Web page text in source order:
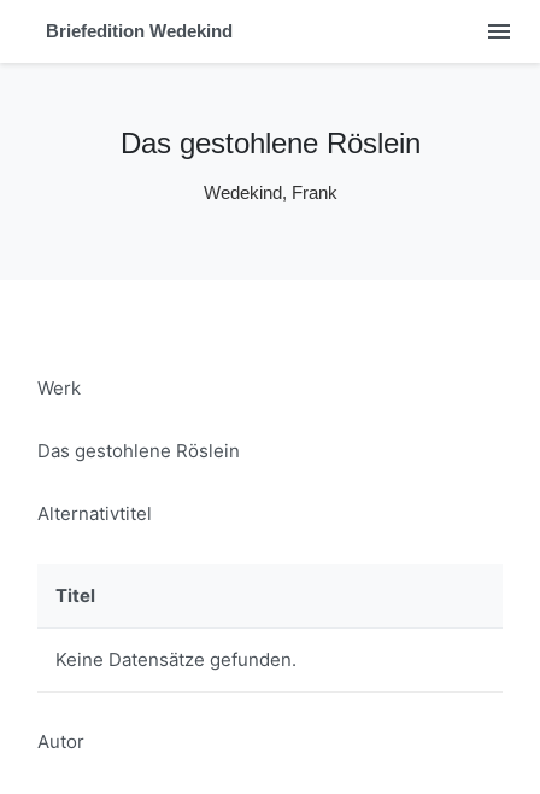
Briefedition Wedekind menu
Das gestohlene Röslein
Wedekind, Frank
Werk
Das gestohlene Röslein
Alternativtitel
Titel
Keine Datensätze gefunden.
Autor